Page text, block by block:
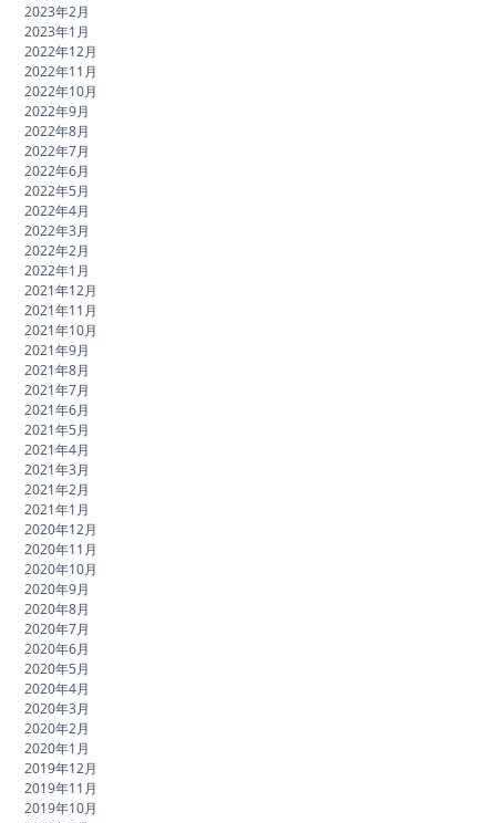
2023年2月
2023年1月
2022年12月
2022年11月
2022年10月
2022年9月
2022年8月
2022年7月
2022年6月
2022年5月
2022年4月
2022年3月
2022年2月
2022年1月
2021年12月
2021年11月
2021年10月
2021年9月
2021年8月
2021年7月
2021年6月
2021年5月
2021年4月
2021年3月
2021年2月
2021年1月
2020年12月
2020年11月
2020年10月
2020年9月
2020年8月
2020年7月
2020年6月
2020年5月
2020年4月
2020年3月
2020年2月
2020年1月
2019年12月
2019年11月
2019年10月